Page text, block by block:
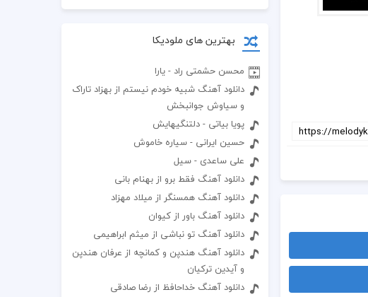
بهترین های ملودیکا
محسن حشمتی راد - یارا
دانلود آهنگ شبیه خودم نیستم از بهزاد تاراک
و سیاوش جوانبخش
پویا بیاتی - دلتنگیهایش
حسین ایرانی - سیاره خاموش
علی ساعدی - سیل
دانلود آهنگ فقط برو از بهنام بانی
دانلود آهنگ همسنگر از میلاد مهزاد
دانلود آهنگ باور از کیوان
دانلود آهنگ تو نباشی از میثم ابراهیمی
دانلود آهنگ هندپن و کمانچه از عرفان هندپن
و آیدین ترکیان
دانلود آهنگ خداحافظ از رضا صادقی